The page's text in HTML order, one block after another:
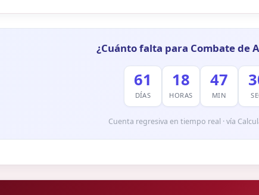
¿Cuánto falta para Combate de
61
DÍAS
18
HORAS
47
MIN
Cuenta regresiva en tiempo real · vía